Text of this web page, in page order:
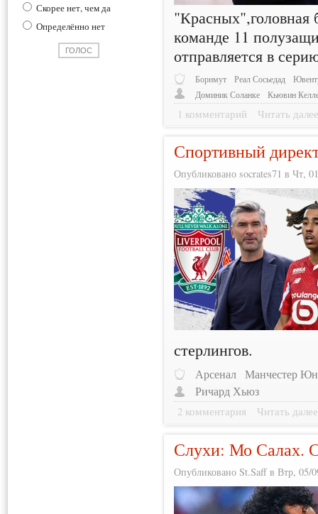
Скорее нет, чем да
Определённо нет
"Красных",головная
команде 11
отправляется в
Борнмут Реал Сосьедад
Доминик Соланке
Кьювин
1 комментарий Читать
Спортивный
Опубликовано socrates71 в Чт,
стерлингов.
Арсенал Манчестер
Ричард Хьюз
2 комментария Читать далее
Слухи: Мо Салах.
Опубликовано St.Saff в Втр, 05/